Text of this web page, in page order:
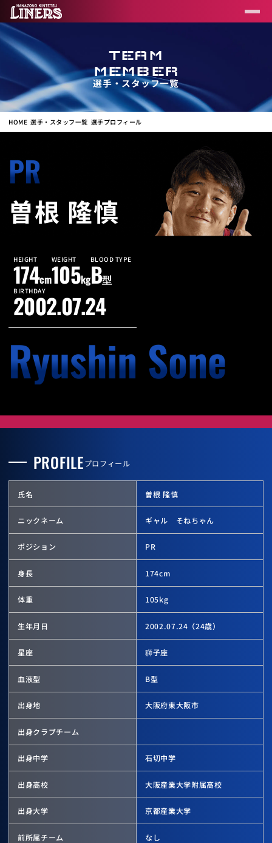
TEAM
MEMBER
選手・スタッフ一覧
HOME 選手・スタッフ一覧 選手プロフィール
PR
曽根 隆慎
HEIGHT
174cm
WEIGHT
105kg
BLOOD TYPE
B型
BIRTHDAY
2002.07.24
Ryushin Sone
PROFILEプロフィール
氏名 曽根 隆慎
ニックネーム ギャル そねちゃん
ポジション PR
身長 174cm
体重 105kg
生年月日 2002.07.24 （24歳）
星座 獅子座
血液型 B型
出身地 大阪府東大阪市
出身クラブチーム
出身中学 石切中学
出身高校 大阪産業大学附属高校
出身大学 京都産業大学
前所属チーム なし